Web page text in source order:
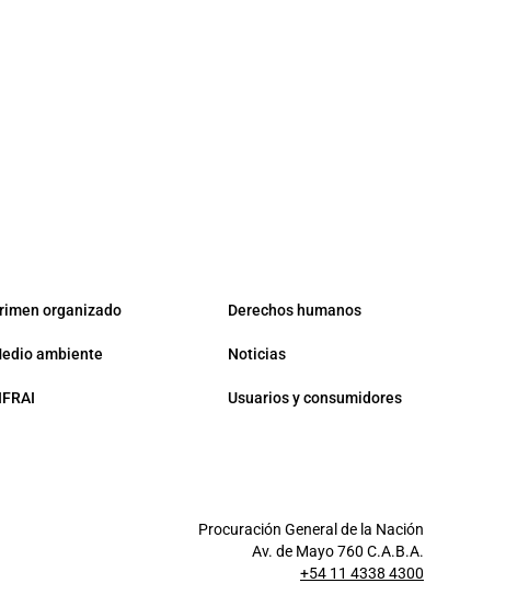
organizado Derechos humanos
ambiente Noticias
Usuarios y consumidores
Procuración General de la Nación
Av. de Mayo 760 C.A.B.A.
+54 11 4338 4300